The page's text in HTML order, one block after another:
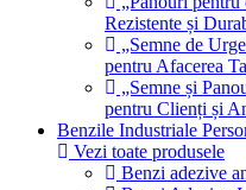
Rezistente și
„Semne de
pentru Afacerea
„Semne și
pentru Clienți și
Benzile Industriale
Vezi toate produsele
Benzi adezive